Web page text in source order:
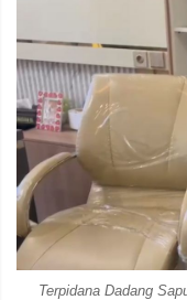
Terpidana Dadang